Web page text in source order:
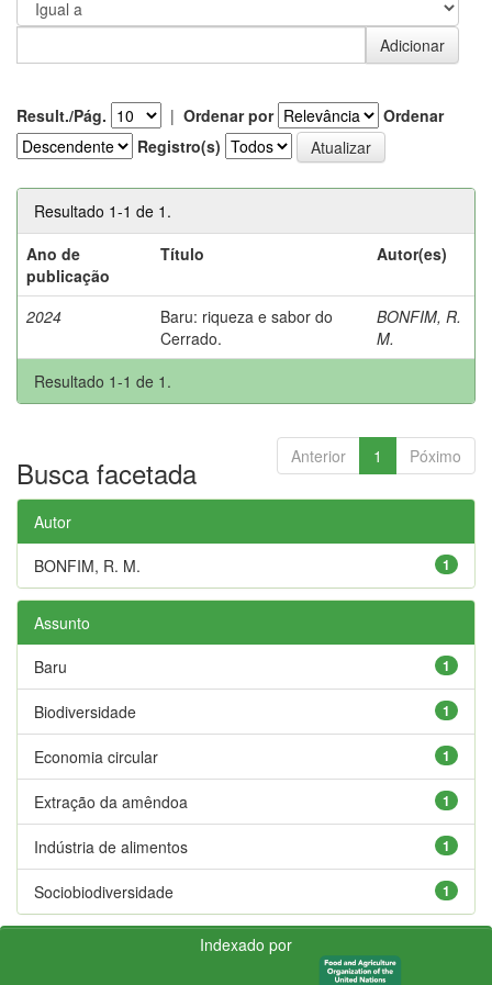
Result./Pág. | Ordenar por
Ordenar
Registro(s)
Resultado 1-1 de 1.
Ano de
publicação
Título Autor(es)
2024
Baru: riqueza e sabor do
Cerrado.
BONFIM, R.
M.
Resultado 1-1 de 1.
Anterior 1 Póximo
Busca facetada
Autor
1
BONFIM, R. M.
Assunto
1
Baru
1
Biodiversidade
1
Economia circular
1
Extração da amêndoa
1
Indústria de alimentos
1
Sociobiodiversidade
Indexado por